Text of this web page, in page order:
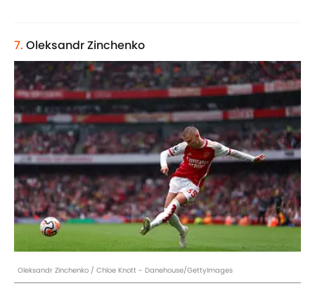
7. Oleksandr Zinchenko
Oleksandr Zinchenko / Chloe Knott - Danehouse/GettyImages